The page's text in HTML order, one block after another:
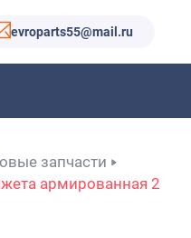
evroparts55@mail.ru
запчасти
армированная 2